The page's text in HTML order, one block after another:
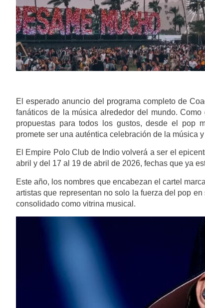
El esperado anuncio del programa completo de
fanáticos de la música alrededor del mundo.
propuestas para todos los gustos, desde el pop
promete ser una auténtica celebración de la música
El Empire Polo Club de Indio volverá a ser el
abril y del 17 al 19 de abril de 2026, fechas que ya
Este año, los nombres que encabezan el cartel
artistas que representan no solo la fuerza del pop
consolidado como vitrina musical.